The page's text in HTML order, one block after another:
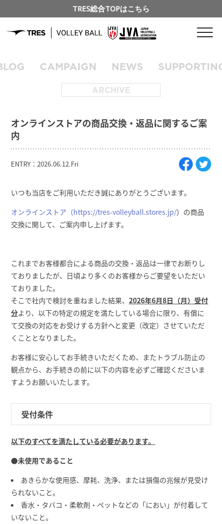
TRES総合TOPはこちら
CAMPAIGN NEWS
ARCHIVE
オンラインストアの商品交換・返品に関するご案
内
ENTRY：2026.06.12.Fri
いつも当店をご利用いただき誠にありがとうございます。
オンラインストア（https://tres-volleyball.stores.jp/）の商品
交換に関して、ご案内申し上げます。
これまでお客様都合による商品の交換・返品は一律でお断りし
ておりましたが、日頃より多くのお客様からご要望をいただい
ておりました。
そこで社内で検討を重ねました結果、2026年6月8日（月）受付
分より、以下の特定の規定を満たしている場合に限り、有償に
て交換の対応をお受けする方針へと変更（改定）させていただ
くこととなりました。
お客様に安心してお手続きいただくため、またトラブル防止の
観点から、お手続きの前に以下の内容を必ずご確認くださいま
すようお願いいたします。
受付条件
以下のすべてを満たしている必要があります。
●未使用であること
あきらかな使用感、摩耗、洗浄、または損傷の兆候が見受け
られないこと。
香水・タバコ・柔軟剤・ペットなどの「におい」が付着して
いないこと。